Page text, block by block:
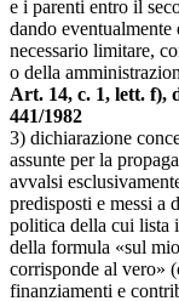
e i parenti entro il
dando
necessario limitare,
o della
Art. 14, c. 1, lett. f),
441/1982
3) dichiarazione
assunte per la
avvalsi
predisposti e messi a
politica della cui lista
della formula «sul
corrisponde al vero»
finanziamenti e